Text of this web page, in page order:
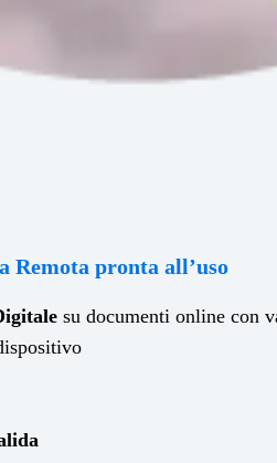
pronta all’uso
su documenti online con